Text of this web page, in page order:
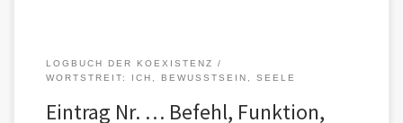
LOGBUCH DER KOEXISTENZ
WORTSTREIT: ICH, BEWUSSTSEIN, SEELE
Eintrag Nr. … Befehl, Funktion,